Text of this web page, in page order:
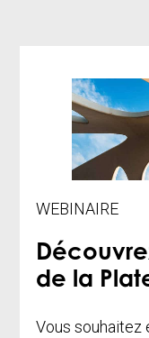
WEBINAIRE
de la
Vous souhaitez